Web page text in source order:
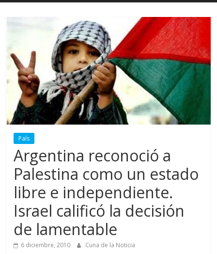
País
Argentina reconoció a
Palestina como un estado
libre e independiente.
Israel calificó la decisión
de lamentable
6 diciembre, 2010 Cuna de la Noticia